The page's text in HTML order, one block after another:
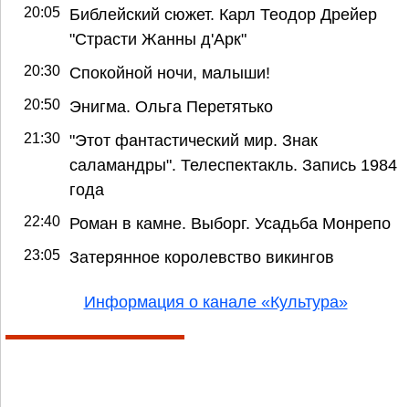
20:05
Библейский сюжет. Карл Теодор Дрейер
"Страсти Жанны д'Арк"
20:30 Спокойной ночи, малыши!
20:50 Энигма. Ольга Перетятько
21:30 "Этот фантастический мир. Знак
саламандры". Телеспектакль. Запись 1984
года
22:40 Роман в камне. Выборг. Усадьба Монрепо
23:05 Затерянное королевство викингов
Информация о канале «Культура»